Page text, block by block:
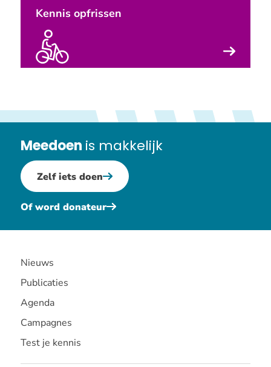
Kennis opfrissen
Meedoen is makkelijk
Zelf iets doen
Of word donateur
Nieuws
Publicaties
Agenda
Campagnes
Test je kennis